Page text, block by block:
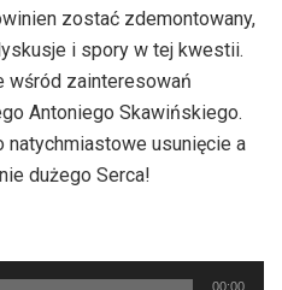
zostać zdemontowany,
i spory w tej kwestii.
wśród zainteresowań
Antoniego Skawińskiego.
natychmiastowe usunięcie a
dużego Serca!
00:00